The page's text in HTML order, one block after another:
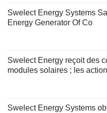
Swelect Energy Systems
Energy Generator Of Co
Swelect Energy reçoit des
modules solaires ; les
Swelect Energy Systems